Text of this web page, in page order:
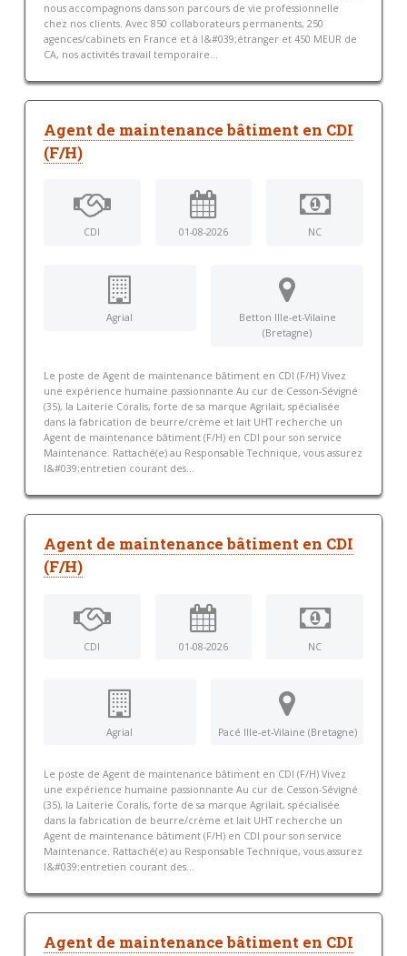
nous accompagnons dans son parcours de vie professionnelle
chez nos clients. Avec 850 collaborateurs permanents, 250
agences/cabinets en France et à l&#039;étranger et 450 MEUR de
CA, nos activités travail temporaire...
Agent de maintenance bâtiment en CDI
(F/H)
CDI 01-08-2026 NC
Agrial
Betton Ille-et-Vilaine
(Bretagne)
Le poste de Agent de maintenance bâtiment en CDI (F/H) Vivez
une expérience humaine passionnante Au cur de Cesson-Sévigné
(35), la Laiterie Coralis, forte de sa marque Agrilait, spécialisée
dans la fabrication de beurre/crème et lait UHT recherche un
Agent de maintenance bâtiment (F/H) en CDI pour son service
Maintenance. Rattaché(e) au Responsable Technique, vous assurez
l&#039;entretien courant des...
Agent de maintenance bâtiment en CDI
(F/H)
CDI 01-08-2026 NC
Agrial Pacé Ille-et-Vilaine (Bretagne)
Le poste de Agent de maintenance bâtiment en CDI (F/H) Vivez
une expérience humaine passionnante Au cur de Cesson-Sévigné
(35), la Laiterie Coralis, forte de sa marque Agrilait, spécialisée
dans la fabrication de beurre/crème et lait UHT recherche un
Agent de maintenance bâtiment (F/H) en CDI pour son service
Maintenance. Rattaché(e) au Responsable Technique, vous assurez
l&#039;entretien courant des...
Agent de maintenance bâtiment en CDI